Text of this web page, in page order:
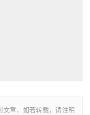
文章，如若转载，请注明